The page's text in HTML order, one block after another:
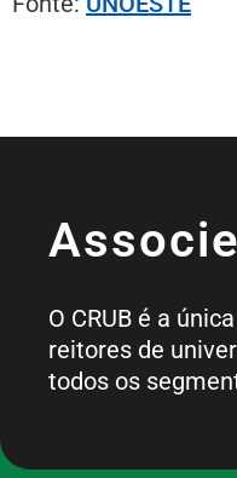
O CRUB é a
reitores de
todos os